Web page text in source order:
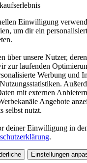
Einwilligung
um dir ein
über unsere Nutzer,
zur laufenden
Werbung und
mit externen
Angebote
selbst nutzt.
deiner Einwilligung in
.
Einstellungen